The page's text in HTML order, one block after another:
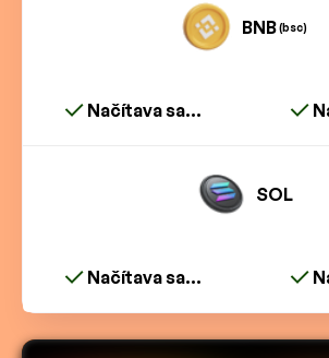
BNB(bsc)
Načítava sa...
SOL
Načítava sa...